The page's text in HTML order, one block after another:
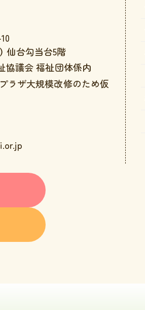
仙台勾当台5階
協議会 福祉団体係内
ラザ大規模改修のため仮